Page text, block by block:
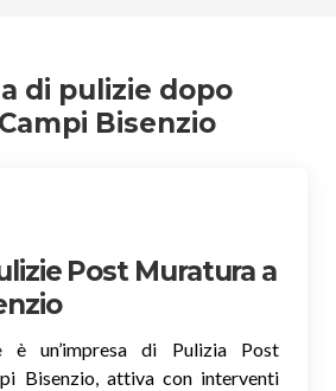
di pulizie dopo
Bisenzio
Post Muratura a
è un’impresa di Pulizia Post
Bisenzio, attiva con interventi